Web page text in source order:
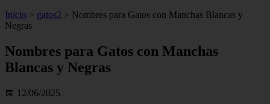
Inicio > gatos2 > Nombres para Gatos con Manchas Blancas y
Negras
Nombres para Gatos con Manchas
Blancas y Negras
📅 12/06/2025